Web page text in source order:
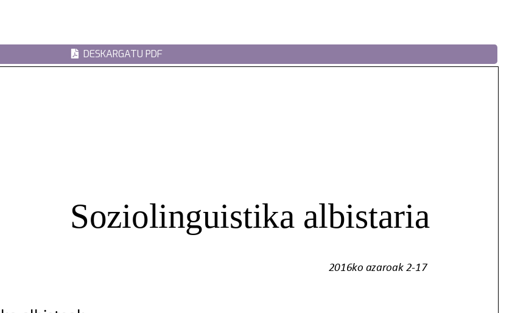
DESKARGATU PDF